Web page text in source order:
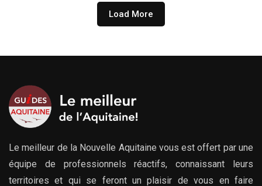
Load More
Le meilleur de la Nouvelle Aquitaine vous est offert par une
équipe de professionnels réactifs, connaissant leurs
territoires et qui se feront un plaisir de vous en faire